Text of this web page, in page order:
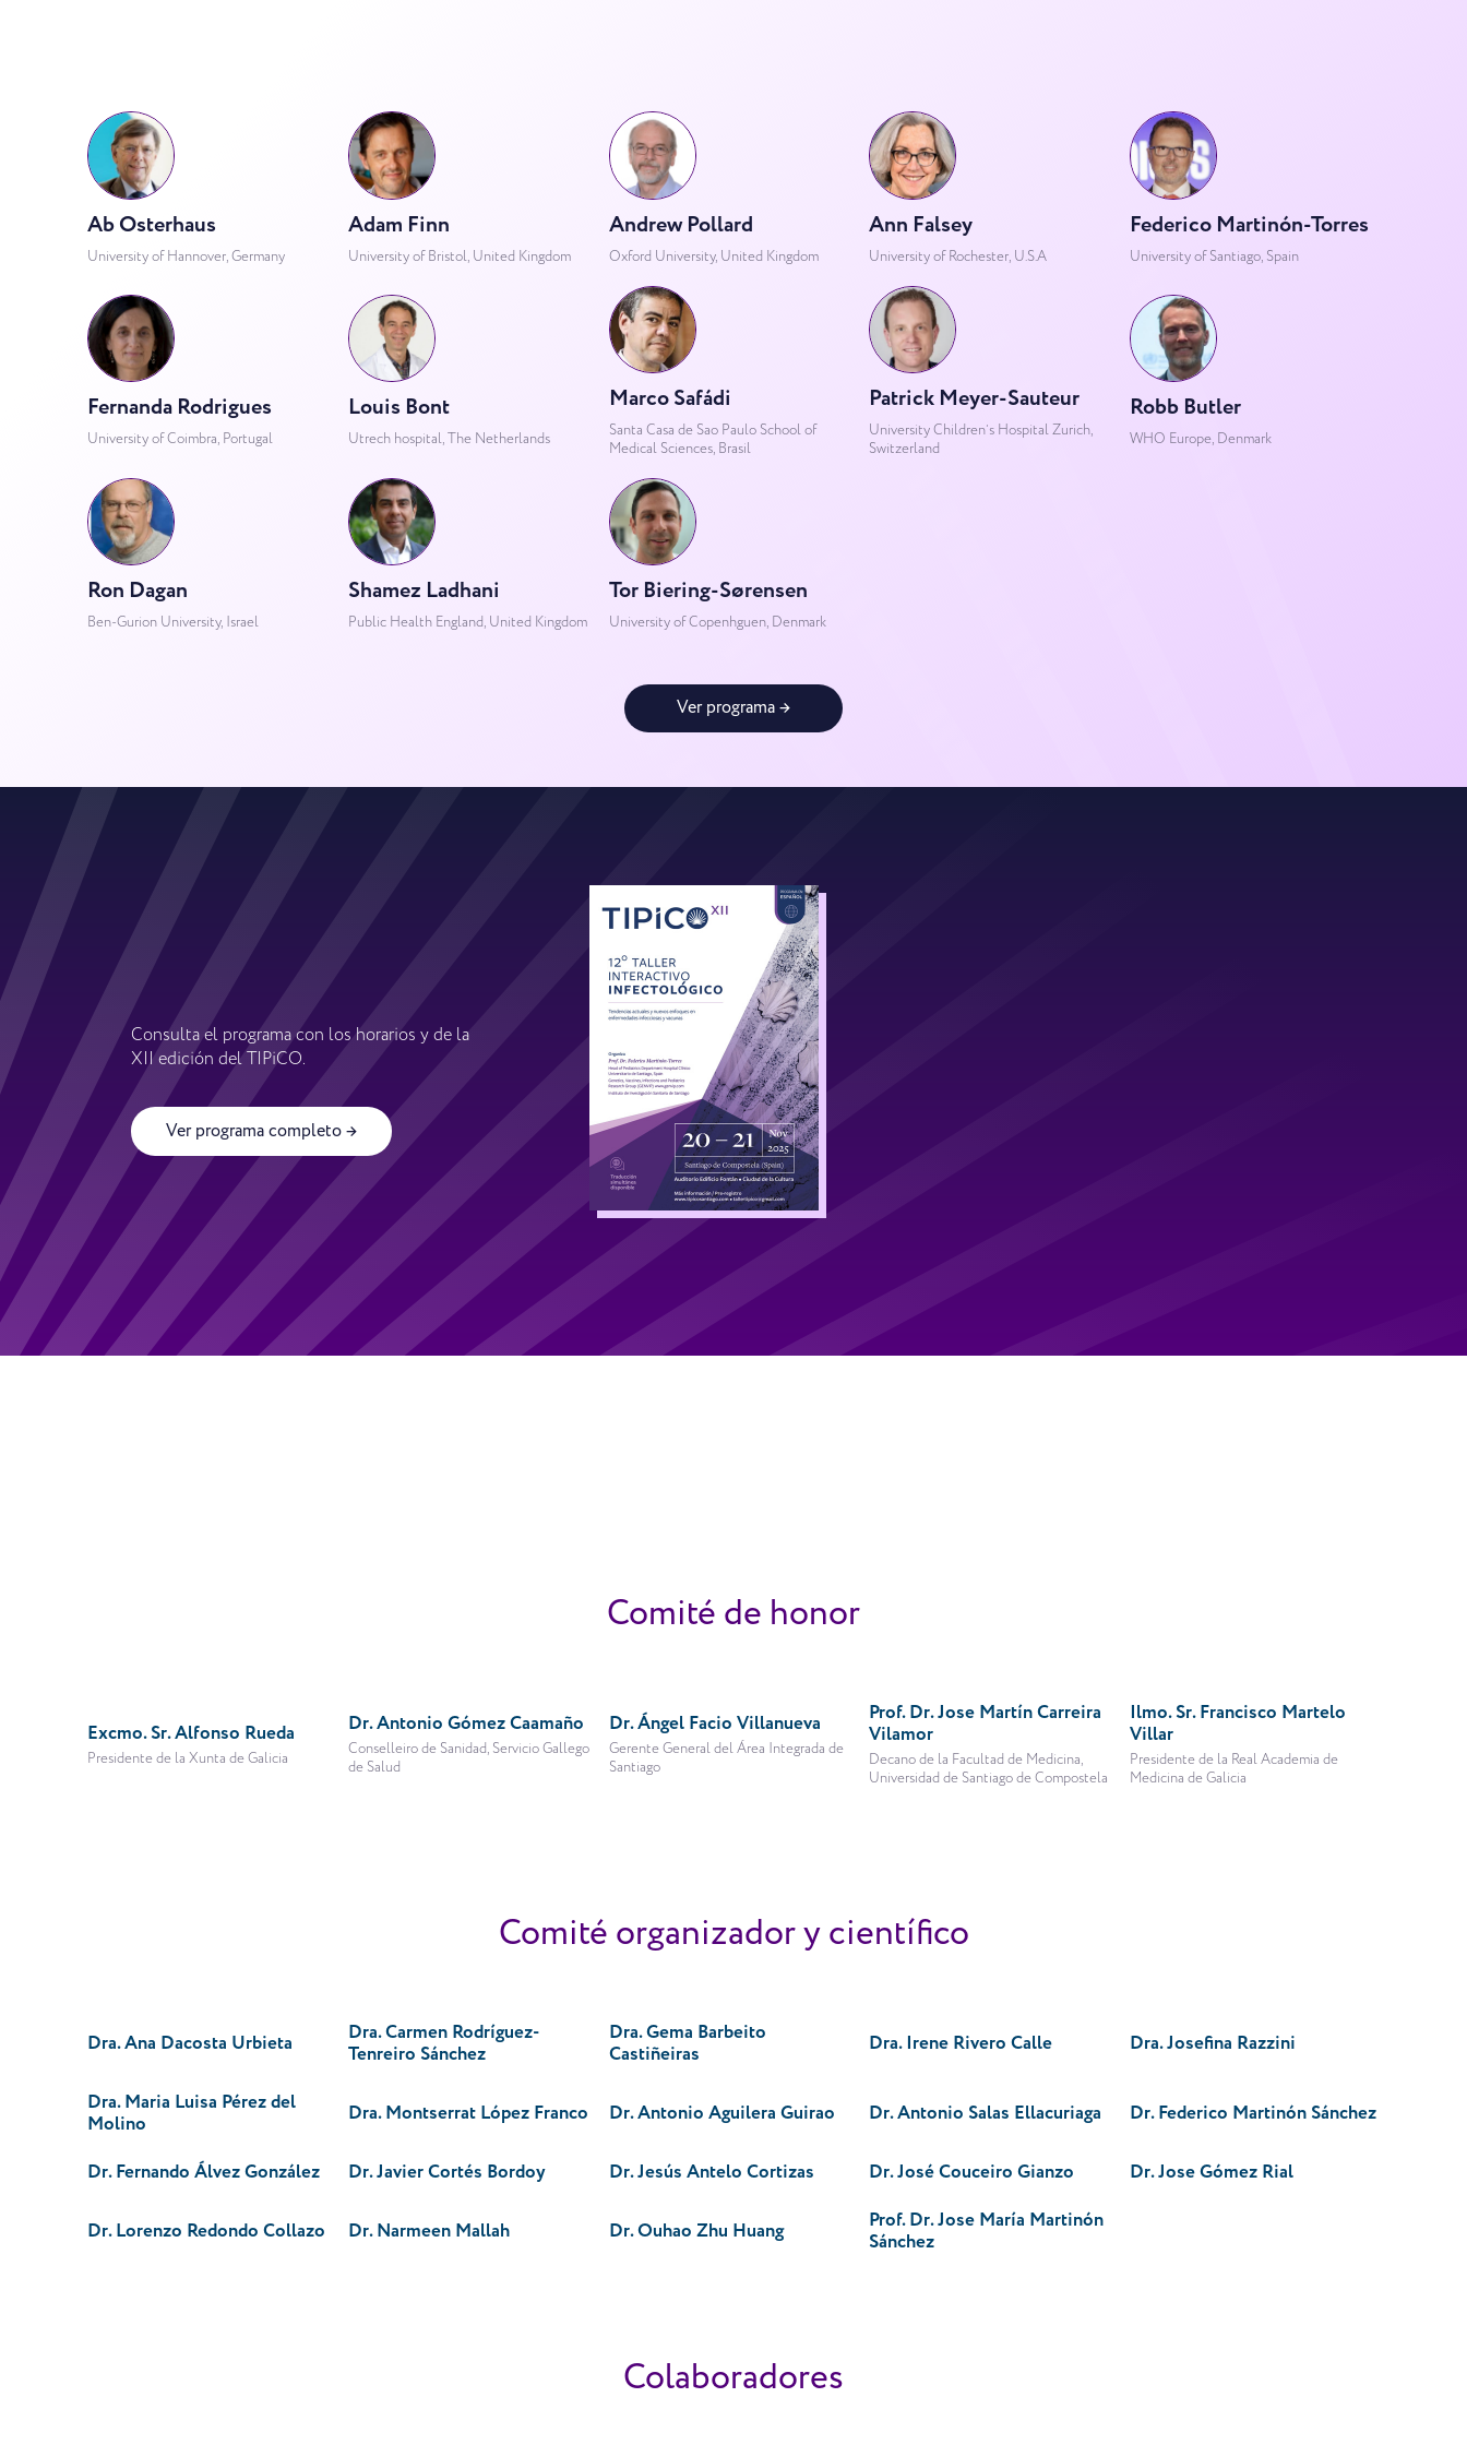
Ab Osterhaus
University of Hannover, Germany
Adam Finn
University of Bristol, United Kingdom
Andrew Pollard
Oxford University, United Kingdom
Ann Falsey
University of Rochester, U.S.A
Federico Martinón-Torres
University of Santiago, Spain
Fernanda Rodrigues
University of Coimbra, Portugal
Louis Bont
Utrech hospital, The Netherlands
Marco Safádi
Santa Casa de Sao Paulo School of
Medical Sciences, Brasil
Patrick Meyer-Sauteur
University Children’s Hospital Zurich,
Switzerland
Robb Butler
WHO Europe, Denmark
Ron Dagan
Ben-Gurion University, Israel
Shamez Ladhani
Public Health England, United Kingdom
Tor Biering-Sørensen
University of Copenhguen, Denmark
Ver programa →
Consulta el programa con los horarios y de la
XII edición del TIPiCO.
Ver programa completo →
Comité de honor
Excmo. Sr. Alfonso Rueda
Presidente de la Xunta de Galicia
Dr. Antonio Gómez Caamaño
Conselleiro de Sanidad, Servicio Gallego
de Salud
Dr. Ángel Facio Villanueva
Gerente General del Área Integrada de
Santiago
Prof. Dr. Jose Martín Carreira
Vilamor
Decano de la Facultad de Medicina,
Universidad de Santiago de Compostela
Ilmo. Sr. Francisco Martelo
Villar
Presidente de la Real Academia de
Medicina de Galicia
Comité organizador y científico
Dra. Ana Dacosta Urbieta
Dra. Carmen Rodríguez-
Tenreiro Sánchez
Dra. Gema Barbeito
Castiñeiras
Dra. Irene Rivero Calle Dra. Josefina Razzini
Dra. Maria Luisa Pérez del
Molino
Dra. Montserrat López Franco Dr. Antonio Aguilera Guirao Dr. Antonio Salas Ellacuriaga Dr. Federico Martinón Sánchez
Dr. Fernando Álvez González Dr. Javier Cortés Bordoy Dr. Jesús Antelo Cortizas Dr. José Couceiro Gianzo Dr. Jose Gómez Rial
Dr. Lorenzo Redondo Collazo Dr. Narmeen Mallah Dr. Ouhao Zhu Huang
Prof. Dr. Jose María Martinón
Sánchez
Colaboradores